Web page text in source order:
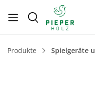
Produkte Spielgeräte